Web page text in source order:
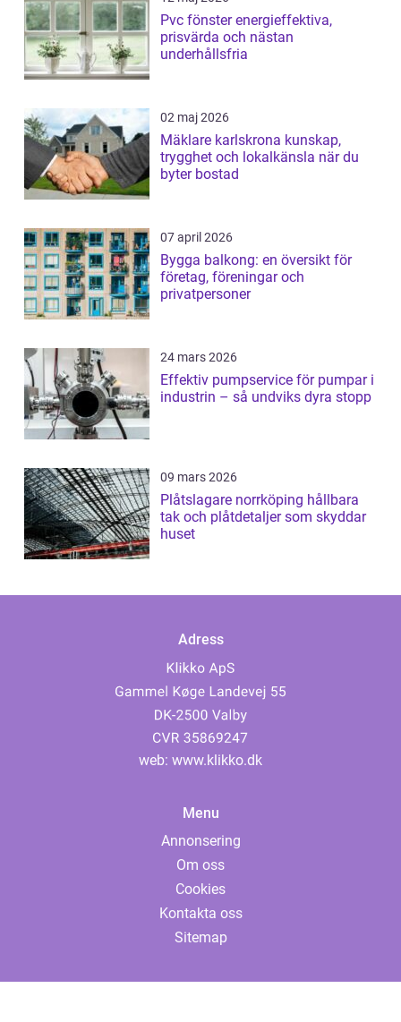
Pvc fönster energieffektiva,
prisvärda och nästan
underhållsfria
02 maj 2026
Mäklare karlskrona kunskap,
trygghet och lokalkänsla när du
byter bostad
07 april 2026
Bygga balkong: en översikt för
företag, föreningar och
privatpersoner
24 mars 2026
Effektiv pumpservice för pumpar i
industrin – så undviks dyra stopp
09 mars 2026
Plåtslagare norrköping hållbara
tak och plåtdetaljer som skyddar
huset
Adress
web: www.klikko.dk
Menu
Annonsering
Om oss
Cookies
Kontakta oss
Sitemap